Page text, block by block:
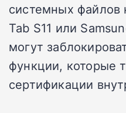
системных файлов
Tab S11 или
могут
функции, которые
сертификации